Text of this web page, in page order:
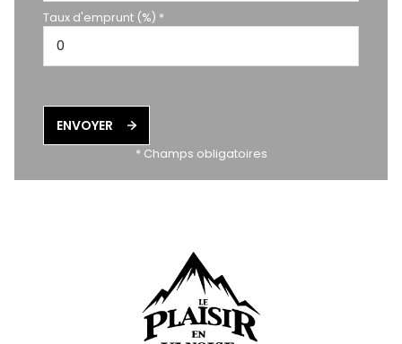
Taux d'emprunt (%) *
ENVOYER
* Champs obligatoires